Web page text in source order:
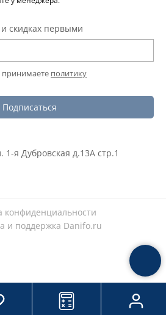
скидках первыми
политику
Подписаться
1-я Дубровская д.13А стр.1
конфиденциальности
и поддержка Danifo.ru